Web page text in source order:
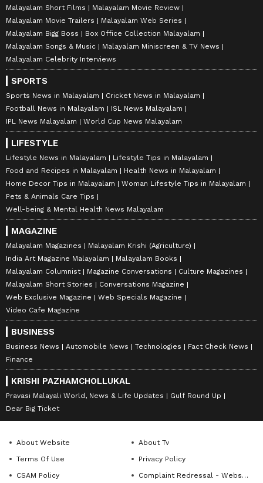
Malayalam Short Films
Malayalam Movie Review
Malayalam Movie Trailers
Malayalam Web Series
Malayalam Bigg Boss
Box Office Collection Malayalam
Malayalam Songs & Music
Malayalam Miniscreen & TV News
Malayalam Celebrity Interviews
SPORTS
Sports News in Malayalam
Cricket News in Malayalam
Football News in Malayalam
ISL News Malayalam
IPL News Malayalam
World Cup News Malayalam
LIFESTYLE
Lifestyle News in Malayalam
Lifestyle Tips in Malayalam
Food and Recipes in Malayalam
Health News in Malayalam
Home Decor Tips in Malayalam
Woman Lifestyle Tips in Malayalam
Pets & Animals Care Tips
Well-being & Mental Health News Malayalam
MAGAZINE
Malayalam Magazines
Malayalam Krishi (Agriculture)
India Art Magazine Malayalam
Malayalam Books
Malayalam Columnist
Magazine Conversations
Culture Magazines
Malayalam Short Stories
Conversations Magazine
Web Exclusive Magazine
Web Specials Magazine
Video Cafe Magazine
BUSINESS
Business News Automobile News Technologies
Fact Check News
Finance
KRISHI PAZHAMCHOLLUKAL
Pravasi Malayali World, News & Life Updates
Gulf Round Up
Dear Big Ticket
About Website
About Tv
Terms Of Use
Privacy Policy
CSAM Policy
Complaint Redressal - Website